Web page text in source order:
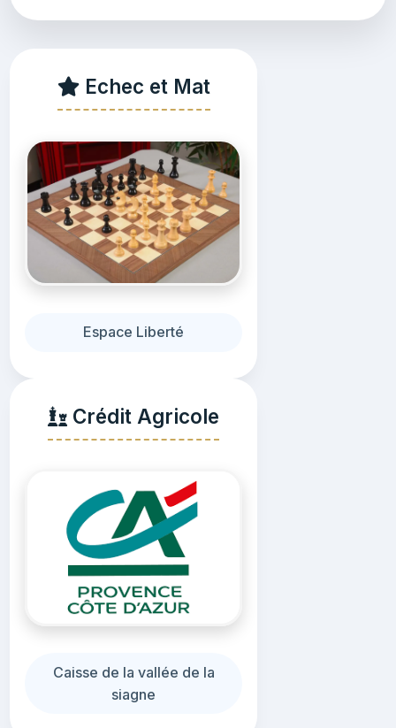
Echec et Mat
Espace Liberté
Crédit Agricole
Caisse de la vallée de la
siagne